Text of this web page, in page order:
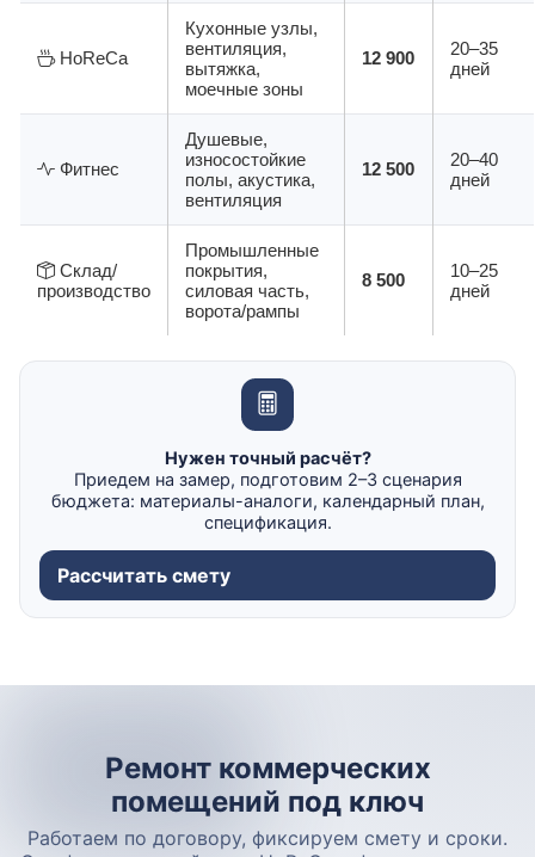
HoReCa
Кухонные узлы,
вентиляция,
вытяжка,
моечные зоны
12 900
20–35
дней
Фитнес
Душевые,
износостойкие
полы, акустика,
вентиляция
12 500
20–40
дней
Склад/
производство
Промышленные
покрытия,
силовая часть,
ворота/рампы
8 500
10–25
дней
Нужен точный расчёт?
Приедем на замер, подготовим 2–3 сценария
бюджета: материалы-аналоги, календарный план,
спецификация.
Рассчитать смету
Ремонт коммерческих
помещений под ключ
Работаем по договору, фиксируем смету и сроки.